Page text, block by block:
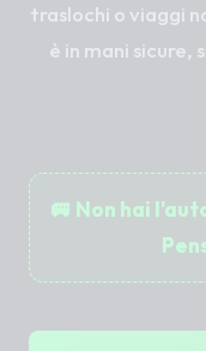
traslochi o viaggi
è in mani sicure,
🚐 Non hai